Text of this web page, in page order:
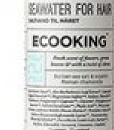
• 1 L